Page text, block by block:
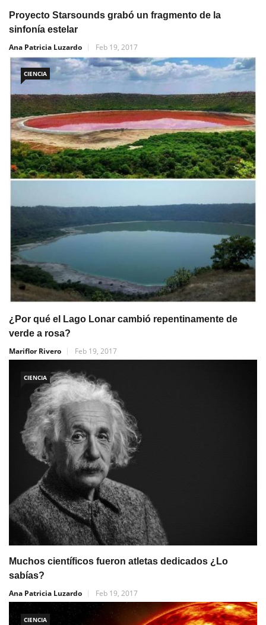
Proyecto Starsounds grabó un fragmento de la
sinfonía estelar
Ana Patricia Luzardo
Feb 19, 2017
CIENCIA
¿Por qué el Lago Lonar cambió repentinamente de
verde a rosa?
Mariflor Rivero
Feb 19, 2017
CIENCIA
Muchos científicos fueron atletas dedicados ¿Lo
sabías?
Ana Patricia Luzardo
Feb 19, 2017
CIENCIA